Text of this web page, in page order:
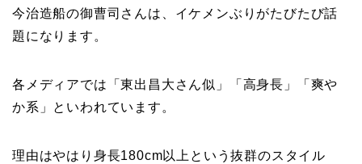
今治造船の御曹司さんは、イケメンぶりがたびたび話
題になります。
各メディアでは「東出昌大さん似」「高身長」「爽や
か系」といわれています。
理由はやはり身長180cm以上という抜群のスタイル